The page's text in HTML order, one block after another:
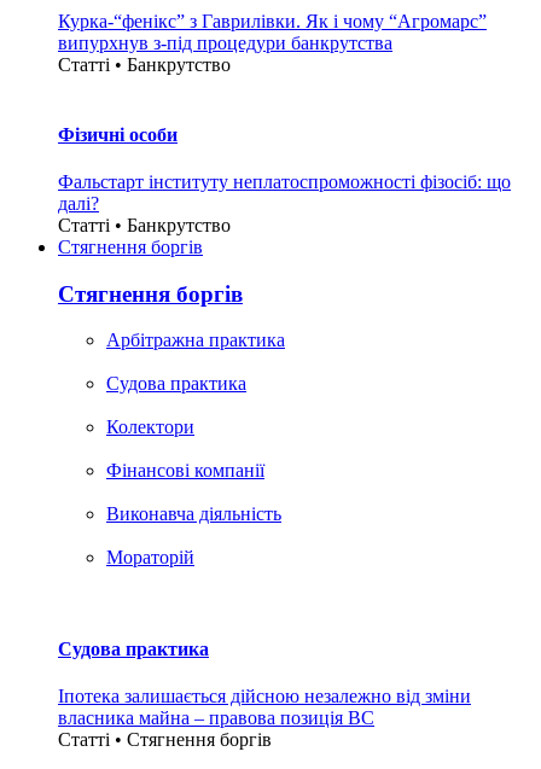
Курка-“фенікс” з Гаврилівки. Як і чому “Агромарс”
випурхнув з-під процедури банкрутства
Статті • Банкрутство
Фізичні особи
Фальстарт інституту неплатоспроможності фізосіб: що
далі?
Статті • Банкрутство
Стягнення боргiв
Стягнення боргiв
Арбітражна практика
Судова практика
Колектори
Фінансові компанії
Виконавча діяльність
Мораторій
Судова практика
Іпотека залишається дійсною незалежно від зміни
власника майна – правова позиція ВС
Статті • Стягнення боргiв